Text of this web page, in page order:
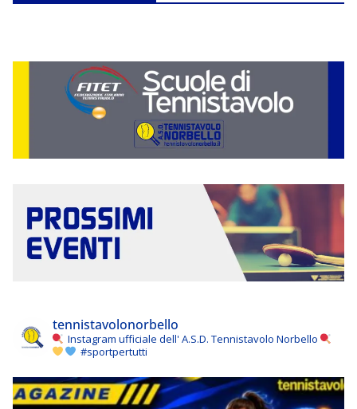
tennistavolonorbello
Instagram ufficiale dell' A.S.D. Tennistavolo Norbello
#sportpertutti